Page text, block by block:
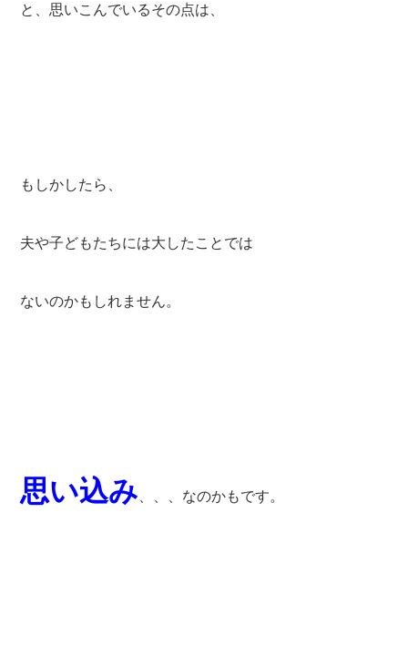
と、思いこんでいるその点は、
もしかしたら、
夫や子どもたちには大したことでは
ないのかもしれません。
思い込み 、、、なのかもです。